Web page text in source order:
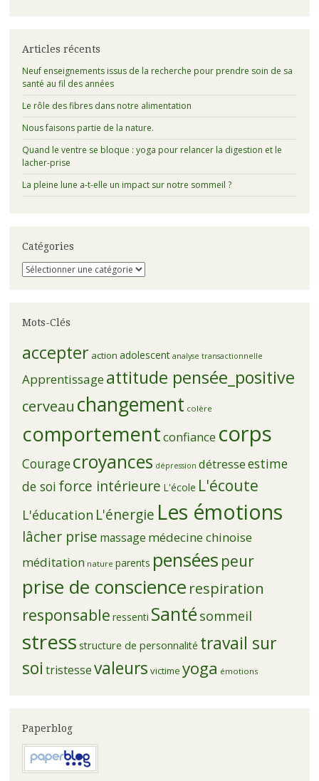
Articles récents
Neuf enseignements issus de la recherche pour prendre soin de sa
santé au fil des années
Le rôle des fibres dans notre alimentation
Nous faisons partie de la nature.
Quand le ventre se bloque : yoga pour relancer la digestion et le
lacher-prise
La pleine lune a-t-elle un impact sur notre sommeil ?
Catégories
Catégories
Mots-Clés
accepter action adolescent analyse transactionnelle
Apprentissage attitude pensée_positive
cerveau changement colère
comportementconfiance corps
Couragecroyances dépression détresseestime
de soi force intérieure L'école L'écoute
L'éducation L'énergie Les émotions
lâcher prise massage médecine chinoise
méditation nature parents pensées peur
prise de conscience respiration
responsable ressenti Santésommeil
stress structure de personnalité travail sur
soi tristessevaleurs victime yoga émotions
Paperblog